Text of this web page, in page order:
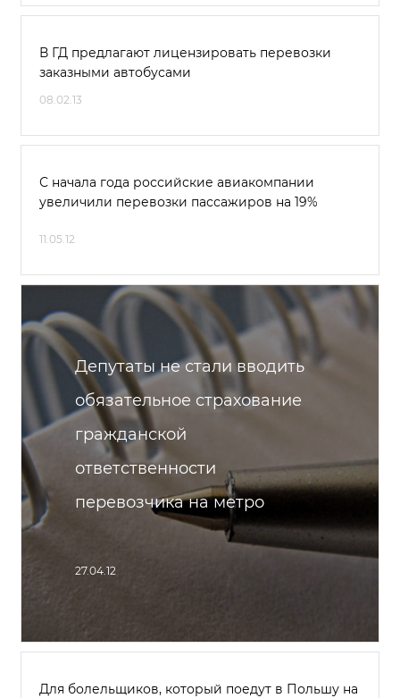
В ГД предлагают лицензировать перевозки
заказными автобусами
08.02.13
С начала года российские авиакомпании
увеличили перевозки пассажиров на 19%
11.05.12
Депутаты не стали вводить
обязательное страхование
гражданской
ответственности
перевозчика на метро
27.04.12
Для болельщиков, который поедут в Польшу на